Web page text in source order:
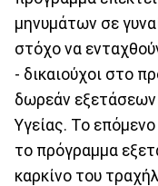
μηνυμάτων σε
στόχο να
- δικαιούχοι στο
δωρεάν εξετάσεων
Υγείας. Το
το πρόγραμμα
καρκίνο του